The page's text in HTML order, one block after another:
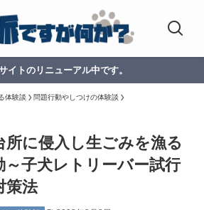
イトのリニューアル中です。
体験談 問題行動やしつけの体験談
所に侵入し生ごみを漁る
～子犬レトリーバー試行
策法